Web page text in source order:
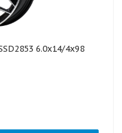
6.0x14/4x98